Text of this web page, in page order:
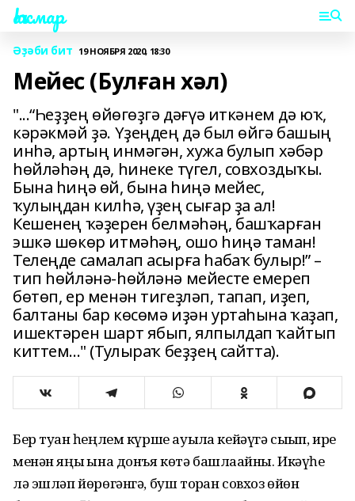
Һаҡмар
Әҙәби бит 19 НОЯБРЯ 2020, 18:30
Мейес (Булған хәл)
"...“Һеҙҙең өйөгөҙгә дәғүә иткәнем дә юҡ,
кәрәкмәй ҙә. Үҙеңдең дә был өйгә башың
инһә, артың инмәгән, хужа булып хәбәр
һөйләһәң дә, һинеке түгел, совхоздыҡы.
Бына һиңә өй, бына һиңә мейес,
ҡулыңдан килһә, үҙең сығар ҙа ал!
Кешенең ҡәҙерен белмәһәң, башҡарған
эшкә шөкөр итмәһәң, ошо һиңә таман!
Телеңде самалап асырға һабаҡ булыр!” –
тип һөйләнә-һөйләнә мейесте емереп
бөтөп, ер менән тигеҙләп, тапап, иҙеп,
балтаны бар көсөмә иҙән уртаһына ҡаҙап,
ишектәрен шарт ябып, ялпылдап ҡайтып
киттем..." (Тулыраҡ беҙҙең сайтта).
Бер туған һеңлем күрше ауылға кейәүгә сығып, ире
менән яңы ғына донъя көтә башлағайны. Икәүһе
лә эшләп йөрөгәнгә, буш торған совхоз өйөн